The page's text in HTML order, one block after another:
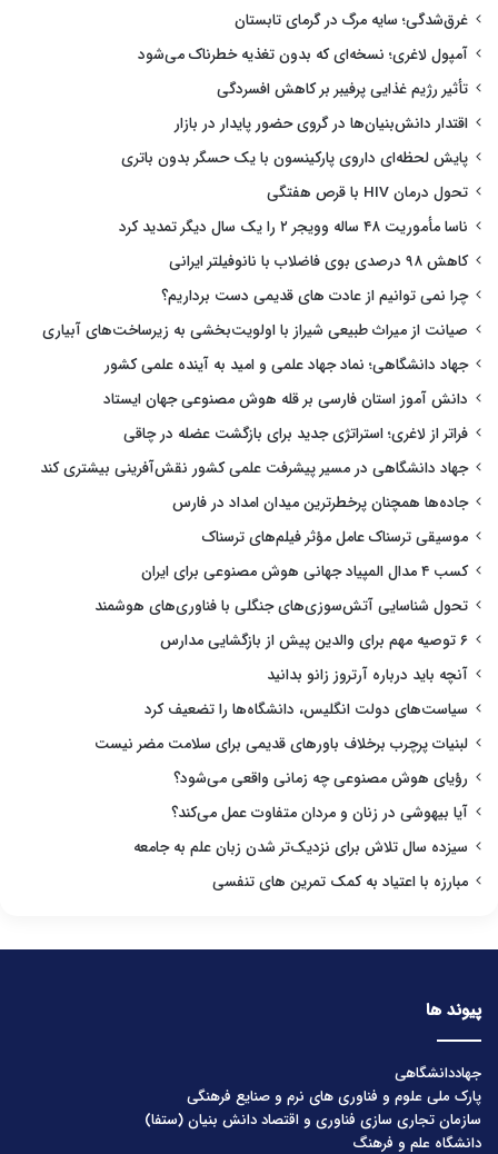
غرق‌شدگی؛ سایه مرگ در گرمای تابستان
آمپول لاغری؛ نسخه‌ای که بدون تغذیه خطرناک می‌شود
تأثیر رژیم غذایی پرفیبر بر کاهش افسردگی
اقتدار دانش‌بنیان‌ها در گروی حضور پایدار در بازار
پایش لحظه‌ای داروی پارکینسون با یک حسگر بدون باتری
تحول درمان HIV با قرص هفتگی
ناسا مأموریت ۴۸ ساله وویجر ۲ را یک سال دیگر تمدید کرد
کاهش ۹۸ درصدی بوی فاضلاب با نانوفیلتر ایرانی
چرا نمی توانیم از عادت های قدیمی دست برداریم؟
صیانت از میراث طبیعی شیراز با اولویت‌بخشی به زیرساخت‌های آبیاری
جهاد دانشگاهی؛ نماد جهاد علمی و امید به آینده علمی کشور
دانش آموز استان فارسی بر قله هوش مصنوعی جهان ایستاد
فراتر از لاغری؛ استراتژی جدید برای بازگشت عضله در چاقی
جهاد دانشگاهی در مسیر پیشرفت علمی کشور نقش‌آفرینی بیشتری کند
جاده‌ها همچنان پرخطرترین میدان امداد در فارس
موسیقی ترسناک عامل مؤثر فیلم‌های ترسناک
کسب ۴ مدال المپیاد جهانی هوش مصنوعی برای ایران
تحول شناسایی آتش‌سوزی‌های جنگلی با فناوری‌های هوشمند
۶ توصیه مهم برای والدین پیش از بازگشایی مدارس
آنچه باید درباره آرتروز زانو بدانید
سیاست‌های دولت انگلیس، دانشگاه‌ها را تضعیف کرد
لبنیات پرچرب برخلاف باورهای قدیمی برای سلامت مضر نیست
رؤیای هوش مصنوعی چه زمانی واقعی می‌شود؟
آیا بیهوشی در زنان و مردان متفاوت عمل می‌کند؟
سیزده سال تلاش برای نزدیک‌تر شدن زبان علم به جامعه
مبارزه با اعتیاد به کمک تمرین های تنفسی
پیوند ها
جهاددانشگاهی
پارک ملی علوم و فناوری های نرم و صنایع فرهنگی
سازمان تجاری سازی فناوری و اقتصاد دانش بنیان (ستفا)
دانشگاه علم و فرهنگ